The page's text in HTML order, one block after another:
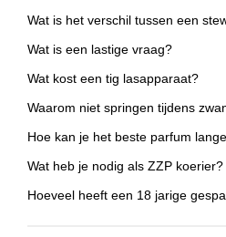
Wat is het verschil tussen een
Wat is een lastige vraag?
Wat kost een tig lasapparaat?
Waarom niet springen tijdens
Hoe kan je het beste parfum
Wat heb je nodig als ZZP koerier?
Hoeveel heeft een 18 jarige